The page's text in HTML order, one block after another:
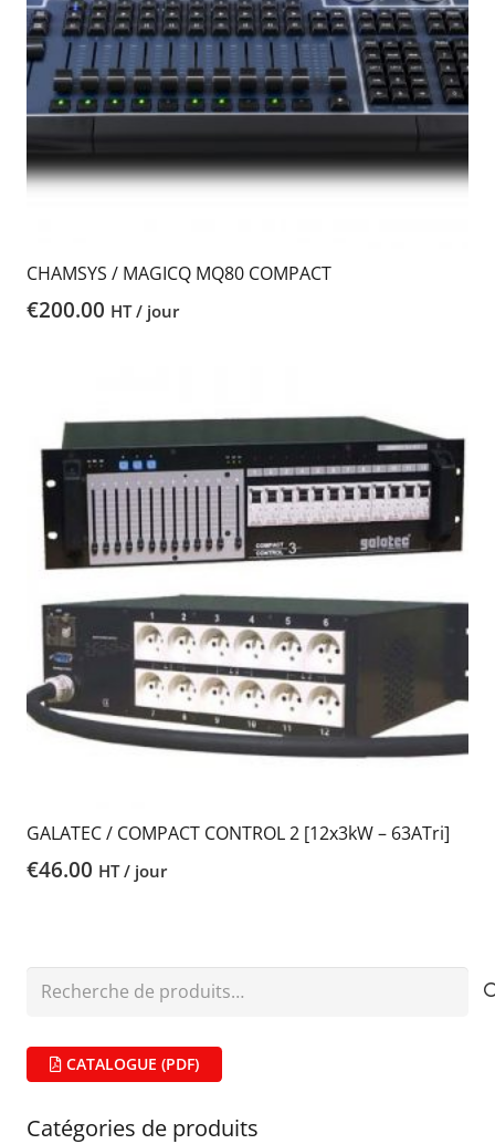
CHAMSYS / MAGICQ MQ80 COMPACT
€200.00 HT / jour
GALATEC / COMPACT CONTROL 2 [12x3kW – 63ATri]
€46.00 HT / jour
Recherche
CATALOGUE (PDF)
Catégories de produits